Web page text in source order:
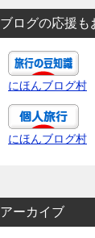
ブログの応援も
にほんブログ村
にほんブログ村
アーカイブ